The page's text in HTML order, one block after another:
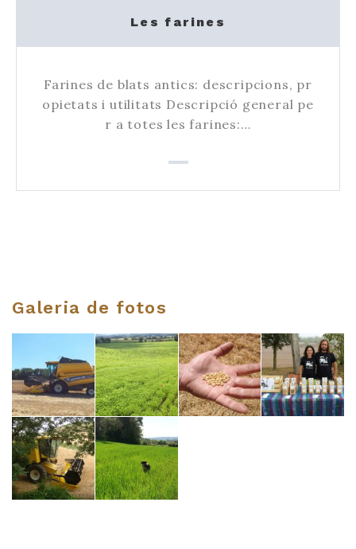
Les farines
Farines de blats antics: descripcions, pr
opietats i utilitats Descripció general pe
r a totes les farines:…
Galeria de fotos